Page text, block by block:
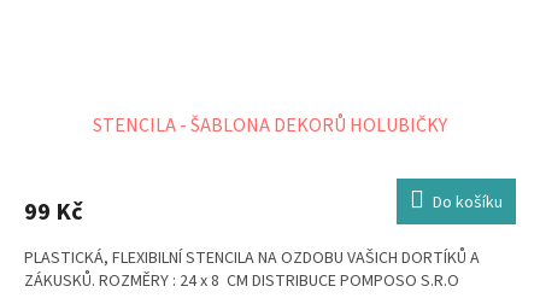
STENCILA - ŠABLONA DEKORŮ HOLUBIČKY
99 Kč Do košíku
PLASTICKÁ, FLEXIBILNÍ STENCILA NA OZDOBU VAŠICH DORTÍKŮ A
ZÁKUSKŮ. ROZMĚRY : 24 x 8 CM DISTRIBUCE POMPOSO S.R.O